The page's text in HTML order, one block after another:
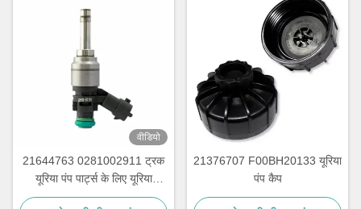
वीडियो
21644763 0281002911 ट्रक
यूरिया पंप पार्ट्स के लिए यूरिया
इंजेक्शन मरम्मत किट
21376707 F00BH20133 यूरिया
पंप कैप